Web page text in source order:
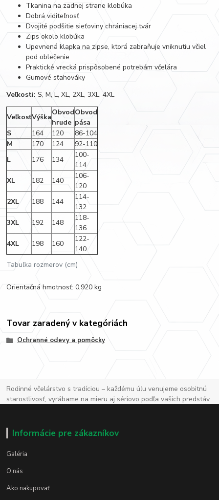
Tkanina na zadnej strane klobúka
Dobrá viditeľnosť
Dvojité podšitie sieťoviny chrániacej tvár
Zips okolo klobúka
Upevnená klapka na zipse, ktorá zabraňuje vniknutiu včiel
pod oblečenie
Praktické vrecká prispôsobené potrebám včelára
Gumové sťahováky
Veľkosti: S, M, L, XL, 2XL, 3XL, 4XL
VeľkosťVýška
Obvod
hrude
Obvod
pása
Tabuľka rozmerov (cm)
S 164 120
86-104
M
170 124
92-110
L
176 134
100-
114
XL
182 140
106-
120
2XL
188 144
114-
132
3XL
192 148
118-
136
4XL
198 160
122-
140
Orientačná hmotnosť: 0,920 kg
Tovar zaradený v kategóriách
Ochranné odevy a pomôcky
Rodinné včelárstvo s tradíciou – každému úľu venujeme osobitnú
starostlivosť, vyrábame na mieru aj sériovo podľa vašich predstáv.
Informácie pre zákazníkov
Galéria
O nás
Ako nakupovať